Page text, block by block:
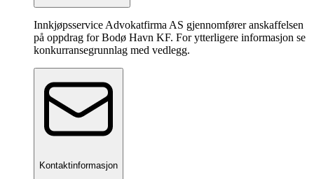
Innkjøpsservice Advokatfirma AS gjennomfører anskaffelsen
på oppdrag for Bodø Havn KF. For ytterligere informasjon se
konkurransegrunnlag med vedlegg.
Kontaktinformasjon